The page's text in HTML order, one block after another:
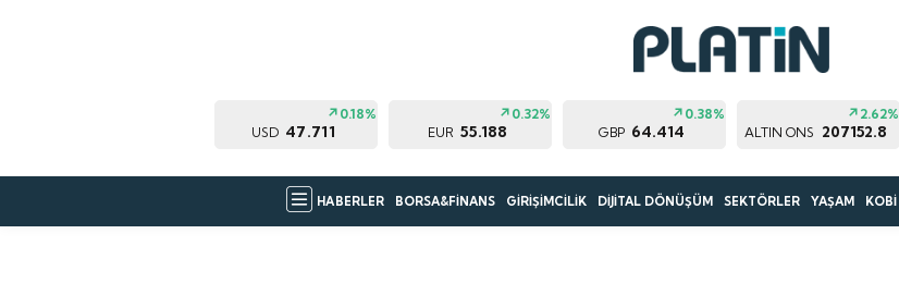
USD 47.711
0.18%
EUR 55.188
0.32%
GBP 64.414
0.38%
ALTIN ONS 207152.8
2.62%
HABERLER BORSA&FİNANS GİRİŞİMCİLİK DİJİTAL DÖNÜŞÜM SEKTÖRLER YAŞAM KOBİ